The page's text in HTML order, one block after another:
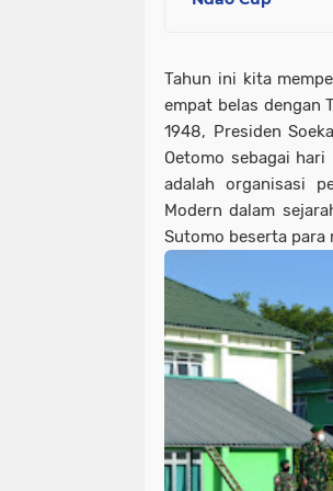
Tahun ini kita
empat belas dengan
1948, Presiden
Oetomo sebagai
adalah organisasi
Modern dalam
Sutomo beserta para